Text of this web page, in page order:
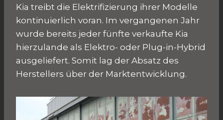
Kia treibt die Elektrifizierung ihrer Modelle
kontinuierlich voran. Im vergangenen Jahr
wurde bereits jeder fünfte verkaufte Kia
hierzulande als Elektro- oder Plug-in-Hybrid
ausgeliefert. Somit lag der Absatz des
Herstellers über der Marktentwicklung.